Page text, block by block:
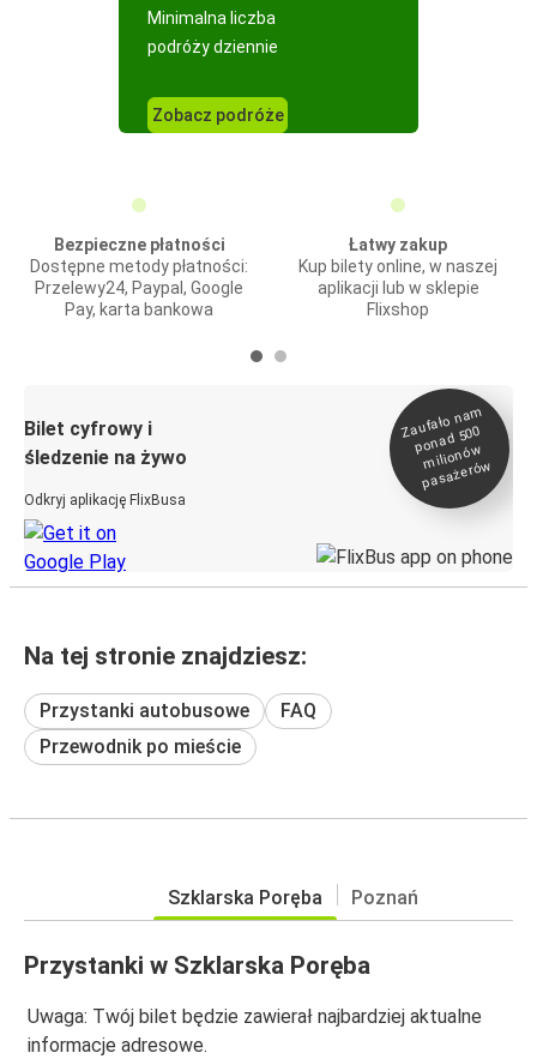
Minimalna liczba
podróży dziennie
Zobacz podróże
Bezpieczne płatności
Dostępne metody płatności:
Przelewy24, Paypal, Google
Pay, karta bankowa
Łatwy zakup
Kup bilety online, w naszej
aplikacji lub w sklepie
Flixshop
Bilet cyfrowy i
śledzenie na żywo
Odkryj aplikację FlixBusa
Zaufało na
m
ponad 500
milionó
w
pasażeró
w
Na tej stronie znajdziesz:
Przystanki autobusowe
FAQ
Przewodnik po mieście
Szklarska Poręba Poznań
Przystanki w Szklarska Poręba
Uwaga: Twój bilet będzie zawierał najbardziej aktualne
informacje adresowe.